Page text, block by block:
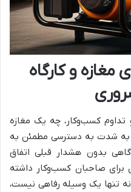
مغازه و کارگاه
تداوم کسب‌وکار، چه یک مغازه
به شدت به دسترسی مطمئن به
بدون هشدار قبلی اتفاق
برای صاحبان کسب‌وکار داشته
نه تنها یک وسیله رفاهی نیست،